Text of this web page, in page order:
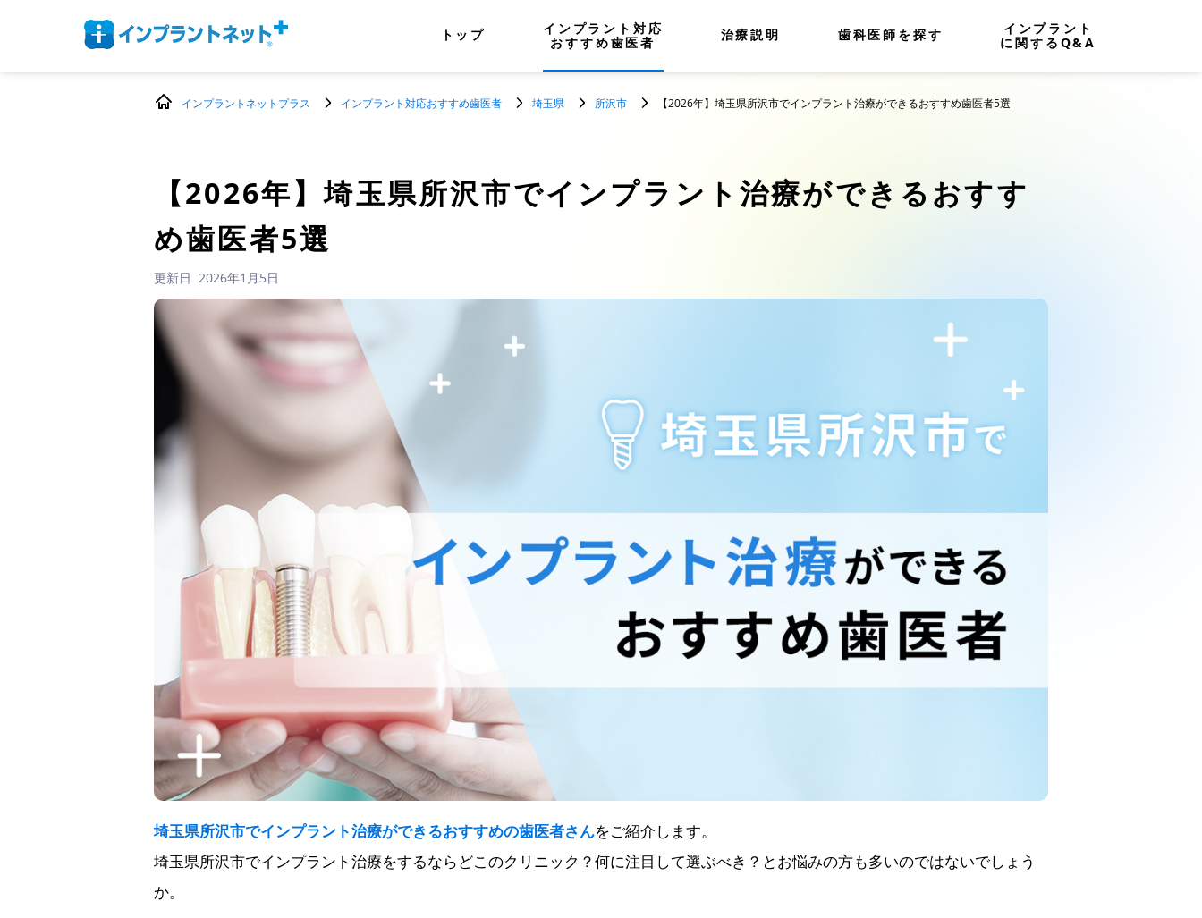
トップ
インプラント対応
おすすめ歯医者
治療説明 歯科医師を探す
インプラント
に関するQ&A
インプラントネットプラス インプラント対応おすすめ歯医者 埼玉県 所沢市 【2026年】埼玉県所沢市でインプラント治療ができるおすすめ歯医者5選
【2026年】埼玉県所沢市でインプラント治療ができるおすす
め歯医者5選
更新日 2026年1月5日
埼玉県所沢市でインプラント治療ができるおすすめの歯医者さんをご紹介します。
埼玉県所沢市でインプラント治療をするならどこのクリニック？何に注目して選ぶべき？とお悩みの方も多いのではないでしょう
か。